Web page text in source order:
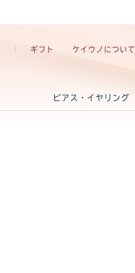
ギフト ケイウノについて
ピアス・イヤリング